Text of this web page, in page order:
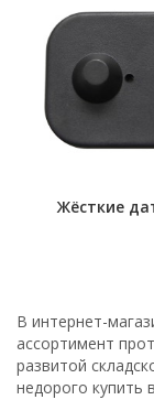
Жёсткие
В интернет-
ассортимент
развитой
недорого купить